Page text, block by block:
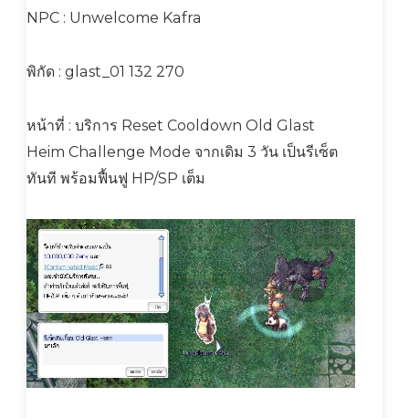
NPC : Unwelcome Kafra
พิกัด : glast_01 132 270
หน้าที่ : บริการ Reset Cooldown Old Glast
Heim Challenge Mode จากเดิม 3 วัน เป็นรีเซ็ต
ทันที พร้อมฟื้นฟู HP/SP เต็ม